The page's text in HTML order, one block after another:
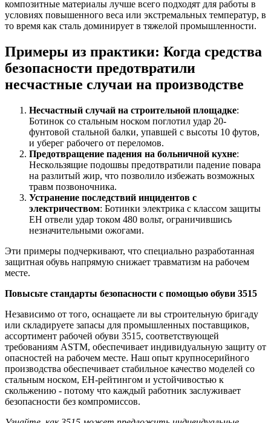
композитные материалы лучше всего подходят для работы в
условиях повышенного веса или экстремальных температур, в
то время как сталь доминирует в тяжелой промышленности.
Примеры из практики: Когда средства
безопасности предотвратили
несчастные случаи на производстве
Несчастный случай на строительной площадке:
Ботинок со стальным носком поглотил удар 20-
фунтовой стальной балки, упавшей с высоты 10 футов,
и уберег рабочего от переломов.
Предотвращение падения на больничной кухне:
Нескользящие подошвы предотвратили падение повара
на разлитый жир, что позволило избежать возможных
травм позвоночника.
Устранение последствий инцидентов с
электричеством: Ботинки электрика с классом защиты
EH отвели удар током 480 вольт, ограничившись
незначительными ожогами.
Эти примеры подчеркивают, что специально разработанная
защитная обувь напрямую снижает травматизм на рабочем
месте.
Повысьте стандарты безопасности с помощью обуви 3515
Независимо от того, оснащаете ли вы строительную бригаду
или складируете запасы для промышленных поставщиков,
ассортимент рабочей обуви 3515, соответствующей
требованиям ASTM, обеспечивает индивидуальную защиту от
опасностей на рабочем месте. Наш опыт крупносерийного
производства обеспечивает стабильное качество моделей со
стальным носком, EH-рейтингом и устойчивостью к
скольжению - потому что каждый работник заслуживает
безопасности без компромиссов.